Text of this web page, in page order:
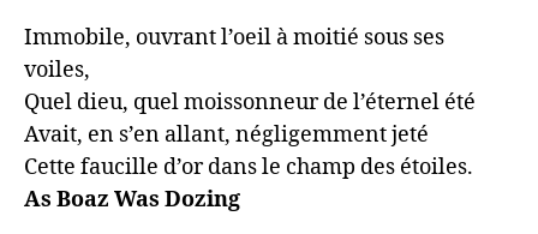
Immobile, ouvrant l’oeil à moitié sous ses
voiles,
Quel dieu, quel moissonneur de l’éternel été
Avait, en s’en allant, négligemment jeté
Cette faucille d’or dans le champ des étoiles.
As Boaz Was Dozing